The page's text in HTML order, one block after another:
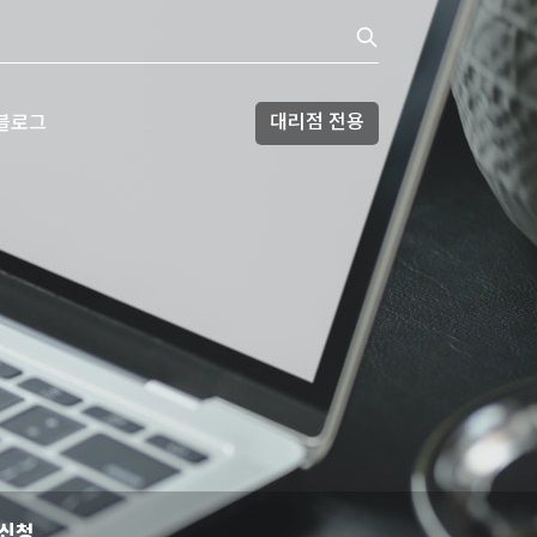
로그 대리점 전용